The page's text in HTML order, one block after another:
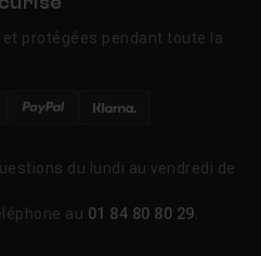
protégées pendant toute la
du lundi au vendredi de
au 01 84 80 80 29